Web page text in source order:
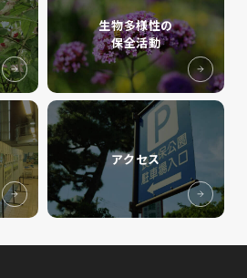
生物多様性の
保全活動
アクセス